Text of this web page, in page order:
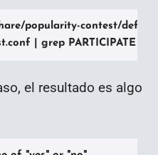
popularity-contest/
| grep PARTICIPATE
el resultado es algo